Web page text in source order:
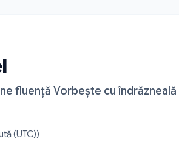
fluență Vorbește cu
(UTC))